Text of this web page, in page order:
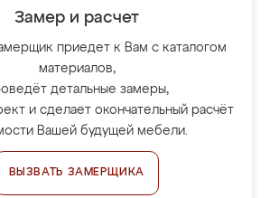
Замер и расчет
приедет к Вам с каталогом
материалов,
детальные замеры,
и сделает окончательный расчёт
Вашей будущей мебели.
ВЫЗВАТЬ ЗАМЕРЩИКА